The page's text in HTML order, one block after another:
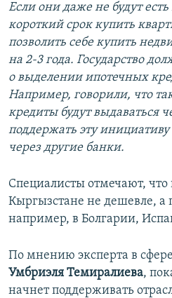
Если они даже не будут
короткий срок купить
позволить себе купить
на 2-3 года. Государство
о выделении ипотечных
Например, говорили, что
кредиты будут выдаваться
поддержать эту инициативу
через другие банки.
Специалисты отмечают,
Кыргызстане не дешевле, а
например, в Болгарии,
По мнению эксперта в сфере
Умбриэля Темиралиева,
начнет поддерживать